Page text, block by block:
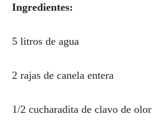
Ingredientes:
5 litros de agua
2 rajas de canela entera
1/2 cucharadita de clavo de olor